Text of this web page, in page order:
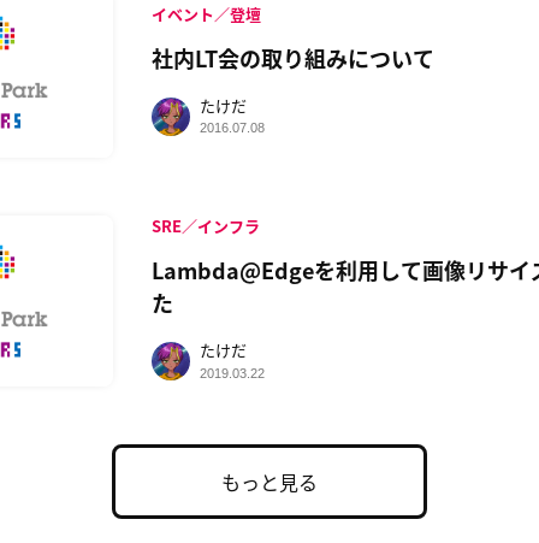
社内LT会の取り組みについて
イベント／登壇
たけだ
2016.07.08
Lambda@Edgeを利用して画像リサイ
た
SRE／インフラ
たけだ
2019.03.22
もっと見る